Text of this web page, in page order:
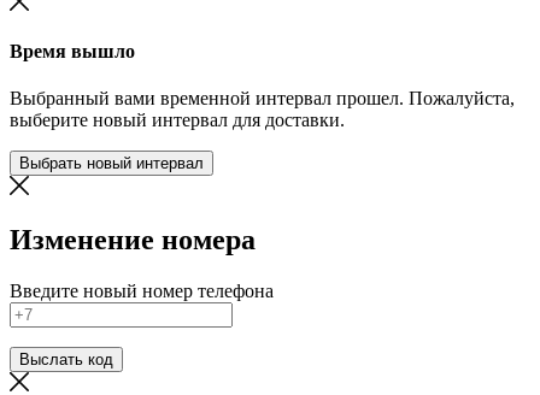
Время вышло
Выбранный вами временной интервал прошел. Пожалуйста,
выберите новый интервал для доставки.
Выбрать новый интервал
Изменение номера
Введите новый номер телефона
Выслать код